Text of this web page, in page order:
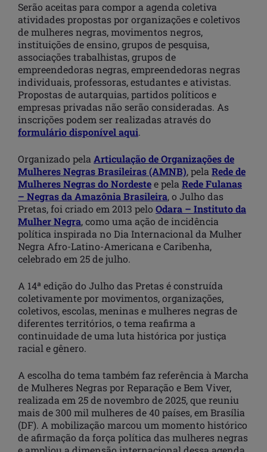
Serão aceitas para compor a agenda coletiva
atividades propostas por organizações e coletivos
de mulheres negras, movimentos negros,
instituições de ensino, grupos de pesquisa,
associações trabalhistas, grupos de
empreendedoras negras, empreendedoras negras
individuais, professoras, estudantes e ativistas.
Propostas de autarquias, partidos políticos e
empresas privadas não serão consideradas. As
inscrições podem ser realizadas através do
formulário disponível aqui.
Organizado pelaArticulação de Organizações de
Mulheres Negras Brasileiras (AMNB), pelaRede de
Mulheres Negras do Nordestee pelaRede Fulanas
– Negras da Amazônia Brasileira, o Julho das
Pretas, foi criado em 2013 pelo Odara – Instituto da
Mulher Negra, como uma ação de incidência
política inspirada no Dia Internacional da Mulher
Negra Afro-Latino-Americana e Caribenha,
celebrado em 25 de julho.
A 14ª edição do Julho das Pretas é construída
coletivamente por movimentos, organizações,
coletivos, escolas, meninas e mulheres negras de
diferentes territórios, o tema reafirma a
continuidade de uma luta histórica por justiça
racial e gênero.
A escolha do tema também faz referência à Marcha
de Mulheres Negras por Reparação e Bem Viver,
realizada em 25 de novembro de 2025, que reuniu
mais de 300 mil mulheres de 40 países, em Brasília
(DF). A mobilização marcou um momento histórico
de afirmação da força política das mulheres negras